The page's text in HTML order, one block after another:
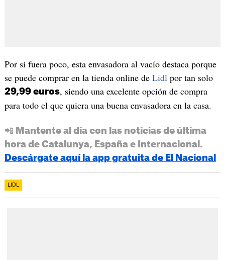
Por si fuera poco, esta envasadora al vacío destaca porque
se puede comprar en la tienda online de Lidl por tan solo
29,99 euros, siendo una excelente opción de compra
para todo el que quiera una buena envasadora en la casa.
📲 Mantente al día con las noticias de última
hora de Catalunya, España e Internacional.
Descárgate aquí la app gratuita de El Nacional
LIDL